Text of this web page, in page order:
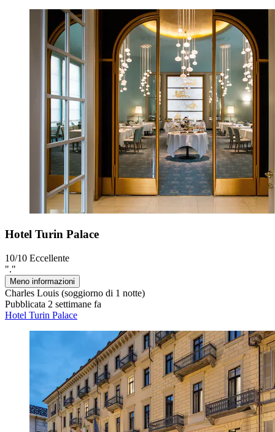
Hotel Turin Palace
10/10 Eccellente
"."
Meno informazioni
Charles Louis (soggiorno di 1 notte)
Pubblicata 2 settimane fa
Hotel Turin Palace